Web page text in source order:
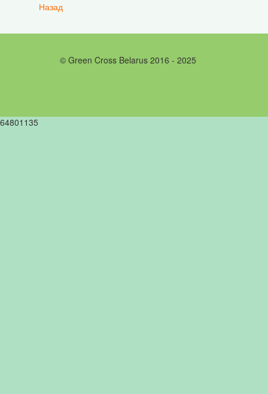
Назад
© Green Cross Belarus 2016 - 2025
64801135